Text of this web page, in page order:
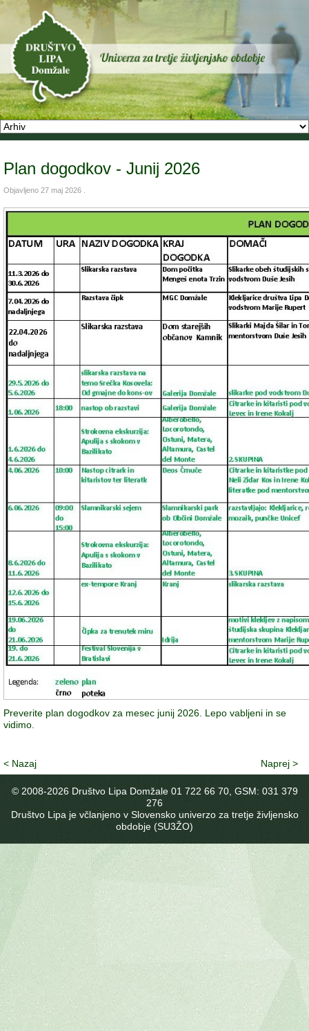
Plan dogodkov - Junij 2026
Objavljeno 27 maj 2026
Preverite plan dogodkov za mesec junij 2026. Lepo vabljeni in se
vidimo.
< Nazaj Naprej >
© 2008-2026 Društvo Lipa Domžale 01 722 66 70, GSM: 031 379
276
Društvo Lipa je včlanjeno v Slovensko univerzo za tretje življensko
obdobje (SU3ŽO)